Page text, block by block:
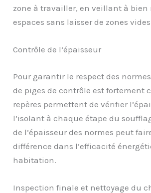
zone à travailler, en veillant à bien
espaces sans laisser de zones
Contrôle de l’épaisseur
Pour garantir le respect des
de piges de contrôle est fortement
repères permettent de vérifier
l’isolant à chaque étape du
de l’épaisseur des normes peut
différence dans l’efficacité
habitation.
Inspection finale et nettoyage du